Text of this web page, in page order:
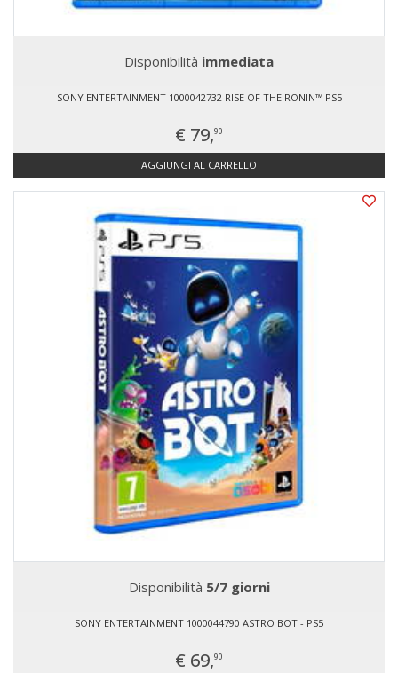
Disponibilità immediata
SONY ENTERTAINMENT 1000042732 RISE OF THE RONIN™ PS5
€ 79,90
AGGIUNGI AL CARRELLO
Disponibilità 5/7 giorni
SONY ENTERTAINMENT 1000044790 ASTRO BOT - PS5
€ 69,90